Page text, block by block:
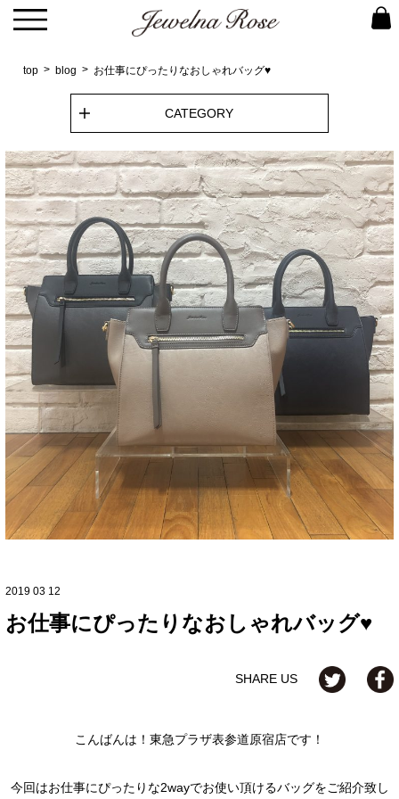
top blog お仕事にぴったりなおしゃれバッグ♥
CATEGORY
2019 03 12
お仕事にぴったりなおしゃれバッグ♥
SHARE US
こんばんは！東急プラザ表参道原宿店です！
今回はお仕事にぴったりな2wayでお使い頂けるバッグをご紹介致し